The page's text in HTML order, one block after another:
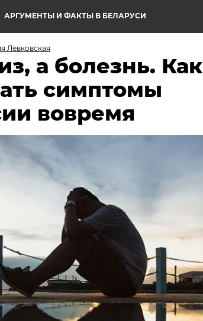
АРГУМЕНТЫ И ФАКТЫ В БЕЛАРУСИ
Левковская
а болезнь. Как
симптомы
вовремя